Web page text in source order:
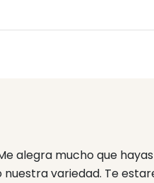
alegra mucho que
variedad. Te